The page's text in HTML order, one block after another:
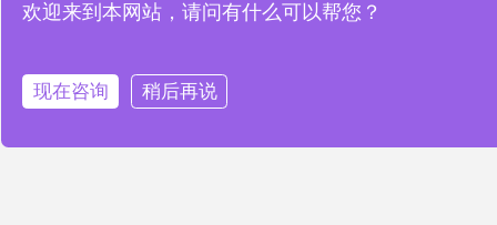
注入新动力
欢迎来到本网站，请问有什么可以帮您？
现在咨询 稍后再说